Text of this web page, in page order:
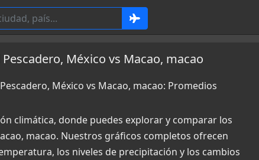
México vs Macao, macao
México vs Macao, macao: Promedios
climática, donde puedes explorar y comparar los
macao. Nuestros gráficos completos ofrecen
los niveles de precipitación y los cambios